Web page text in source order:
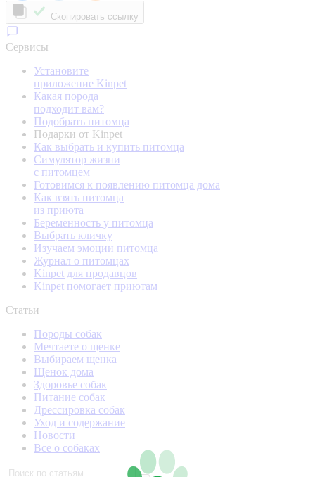
Скопировать ссылку
Сервисы
Установите
приложение Kinpet
Какая порода
подходит вам?
Подобрать питомца
Подарки от Kinpet
Как выбрать и купить питомца
Симулятор жизни
с питомцем
Готовимся к появлению питомца дома
Как взять питомца
из приюта
Беременность у питомца
Выбрать кличку
Изучаем эмоции питомца
Журнал о питомцах
Kinpet для продавцов
Kinpet помогает приютам
Статьи
Породы собак
Мечтаете о щенке
Выбираем щенка
Щенок дома
Здоровье собак
Питание собак
Дрессировка собак
Уход и содержание
Новости
Все о собаках